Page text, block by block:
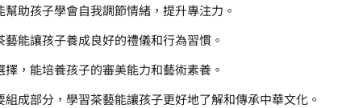
助孩子學會自我調節情緒，提升專注力。
能讓孩子養成良好的禮儀和行為習慣。
，能培養孩子的審美能力和藝術素養。
組成部分，學習茶藝能讓孩子更好地了解和傳承中華文化。